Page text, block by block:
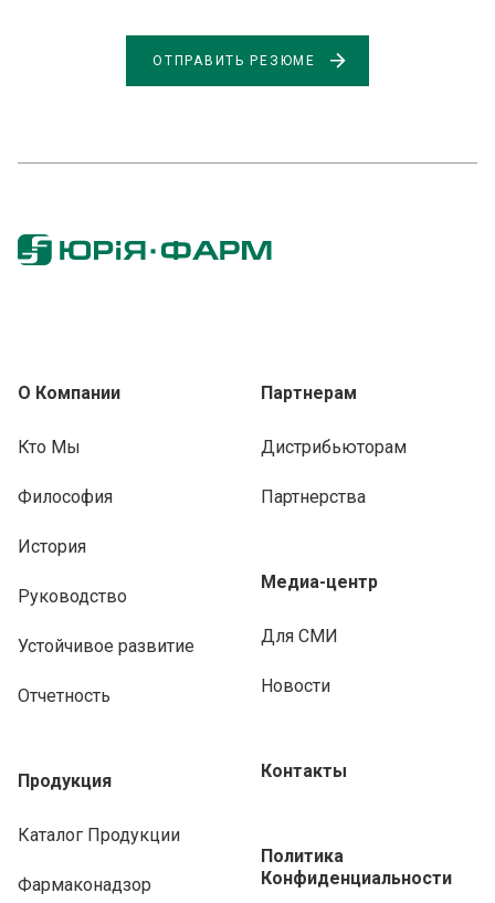
ОТПРАВИТЬ РЕЗЮМЕ
О Компании
Кто Мы
Философия
История
Руководство
Устойчивое развитие
Отчетность
Продукция
Каталог Продукции
Фармаконадзор
Партнерам
Дистрибьюторам
Партнерства
Медиа-центр
Для СМИ
Новости
Контакты
Политика
Конфиденциальности